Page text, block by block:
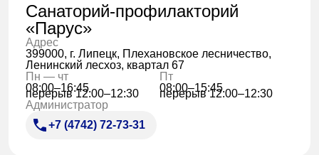
Санаторий-профилакторий
«Парус»
Адрес
399000, г. Липецк, Плехановское лесничество,
Ленинский лесхоз, квартал 67
Пн — чт
08:00–16:45
перерыв 12:00–12:30
Пт
08:00–15:45
перерыв 12:00–12:30
Администратор
+7 (4742) 72-73-31